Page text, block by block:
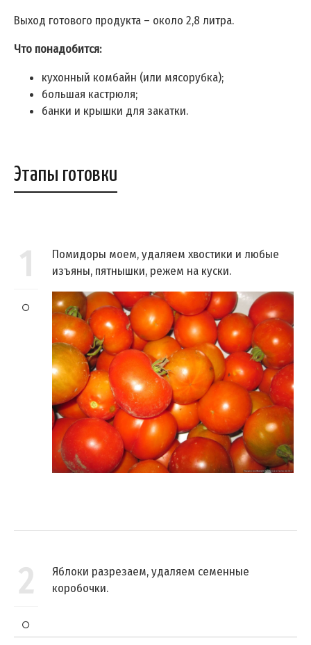
Выход готового продукта – около 2,8 литра.
Что понадобится:
кухонный комбайн (или мясорубка);
большая кастрюля;
банки и крышки для закатки.
Этапы готовки
1
Помидоры моем, удаляем хвостики и любые
изъяны, пятнышки, режем на куски.
2
Яблоки разрезаем, удаляем семенные
коробочки.